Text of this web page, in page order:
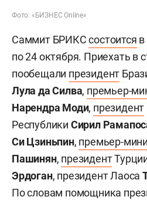
Фото: «БИЗНЕС Online»
Саммит БРИКСсостоится в
по 24 октября. Приехать в
пообещали президент
Лула да Силва, премьер-
Нарендра Моди, президент
Республики Сирил
Си Цзиньпин, премьер-
Пашинян, президент
Эрдоган, президент Лаоса
По словам помощника